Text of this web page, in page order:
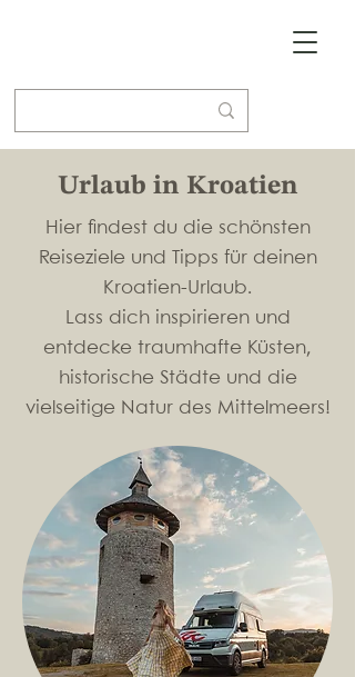
Urlaub in Kroatien
Hier findest du die schönsten
Reiseziele und Tipps für deinen
Kroatien-Urlaub.
Lass dich inspirieren und
entdecke traumhafte Küsten,
historische Städte und die
vielseitige Natur des Mittelmeers!